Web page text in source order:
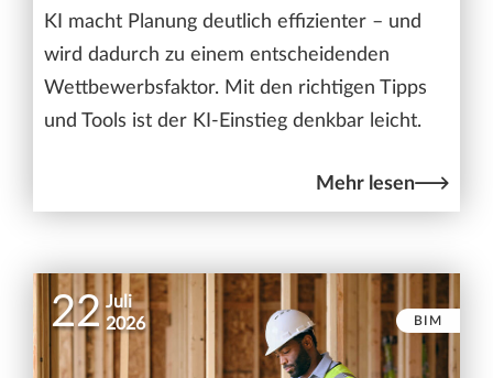
KI macht Planung deutlich effizienter – und
wird dadurch zu einem entscheidenden
Wettbewerbsfaktor. Mit den richtigen Tipps
und Tools ist der KI-Einstieg denkbar leicht.
Mehr lesen
22 Juli
2026
BIM